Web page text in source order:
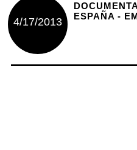
4/17/2013
ESPAÑA -